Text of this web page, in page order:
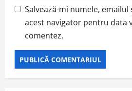
Salvează-mi numele, emailul
acest navigator pentru data
comentez.